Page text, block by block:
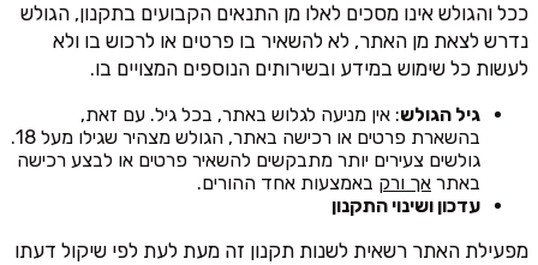
ככל והגולש אינו מסכים לאלו מן התנאים הקבועים בתקנון, הגולש
נדרש לצאת מן האתר, לא להשאיר בו פרטים או לרכוש בו ולא
לעשות כל שימוש במידע ובשירותים הנוספים המצויים בו.
גיל הגולש: אין מניעה לגלוש באתר, בכל גיל. עם זאת,
בהשארת פרטים או רכישה באתר, הגולש מצהיר שגילו מעל 18.
גולשים צעירים יותר מתבקשים להשאיר פרטים או לבצע רכישה
באתר אך ורק באמצעות אחד ההורים.
עדכון ושינוי התקנון
מפעילת האתר רשאית לשנות תקנון זה מעת לעת לפי שיקול דעתו